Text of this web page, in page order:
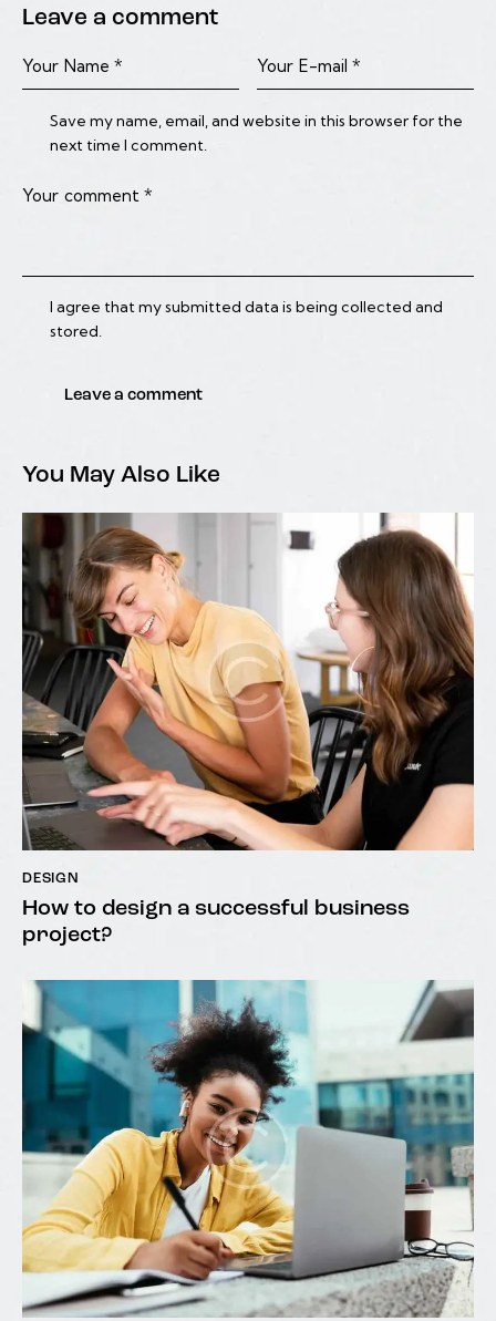
Leave a comment
Save my name, email, and website in this browser for the
next time I comment.
I agree that my submitted data is being collected and
stored.
You May Also Like
DESIGN
How to design a successful business
project?